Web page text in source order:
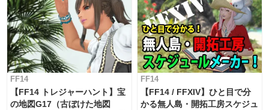
FF14
【FF14 トレジャーハント】宝
の地図G17（古ぼけた地図
FF14
【FF14 / FFXIV】ひと目で分
かる無人島・開拓工房スケジュ